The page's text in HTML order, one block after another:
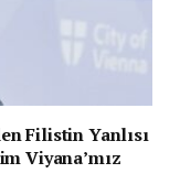
Filistin Yanlısı
Viyana’mız